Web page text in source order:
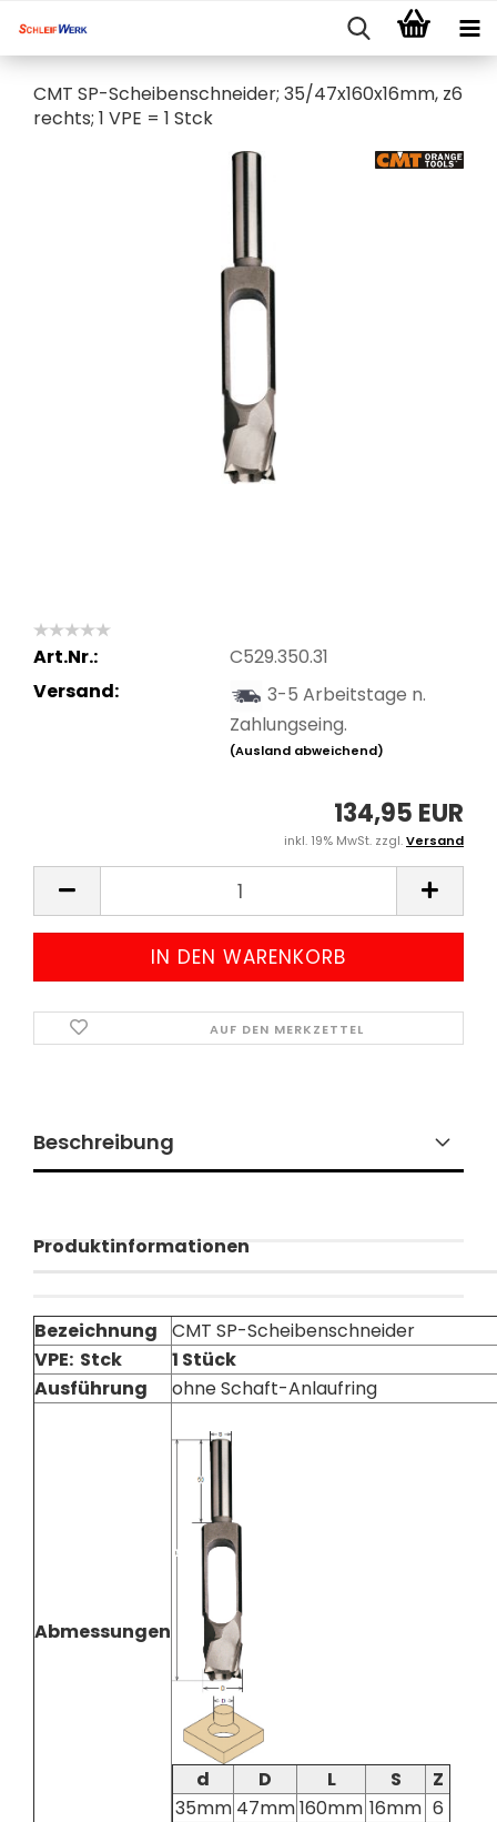
CMT SP-Scheibenschneider; 35/47x160x16mm, z6
rechts; 1 VPE = 1 Stck
Art.Nr.:
C529.350.31
Versand:
3-5 Arbeitstage n.
Zahlungseing.
(Ausland abweichend)
134,95 EUR
inkl. 19% MwSt. zzgl.Versand
AUF DEN MERKZETTEL
Beschreibung
Produktinformationen
Bezeichnung
CMT SP-Scheibenschneider
VPE: Stck
1 Stück
Ausführung
ohne Schaft-Anlaufring
Abmessungen
d D L S
Z
35mm 47mm160mm 16mm 6